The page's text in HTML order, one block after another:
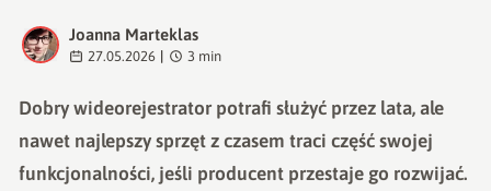
J
Joanna Marteklas
27.05.2026 3 min
Dobry wideorejestrator potrafi służyć przez lata, ale
nawet najlepszy sprzęt z czasem traci część swojej
funkcjonalności, jeśli producent przestaje go rozwijać.